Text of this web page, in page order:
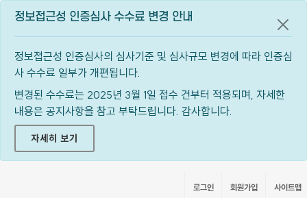
정보접근성 인증심사 수수료 변경 안내
정보접근성 인증심사의 심사기준 및 심사규모 변경에 따라 인증심
사 수수료 일부가 개편됩니다.
변경된 수수료는 2025년 3월 1일 접수 건부터 적용되며, 자세한
내용은 공지사항을 참고 부탁드립니다. 감사합니다.
자세히 보기
공지
로그인 회원가입 사이트맵